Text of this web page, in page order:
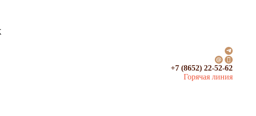
+7 (8652) 22-52-62
Горячая линия